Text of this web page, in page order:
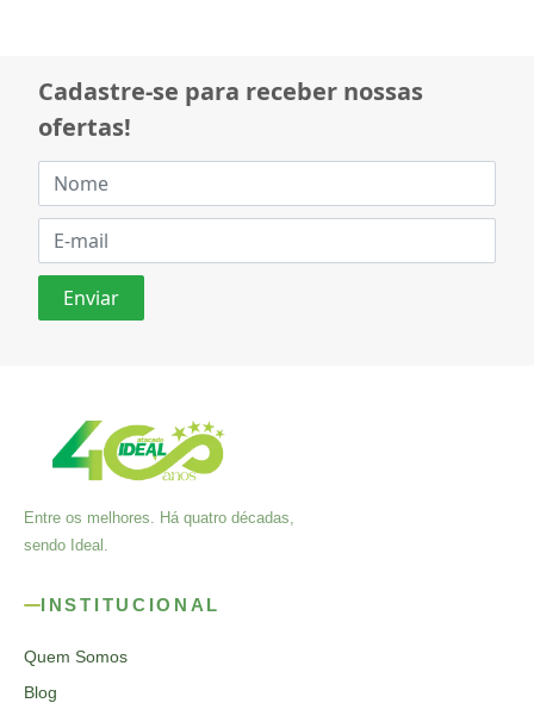
Cadastre-se para receber nossas
ofertas!
Entre os melhores. Há quatro décadas,
sendo Ideal.
INSTITUCIONAL
Quem Somos
Blog